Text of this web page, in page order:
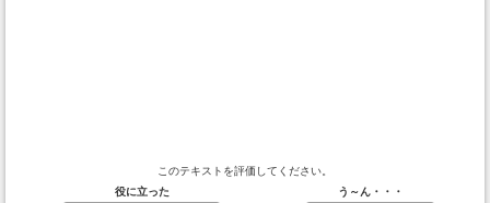
このテキストを評価してください。
役に立った
う～ん・・・